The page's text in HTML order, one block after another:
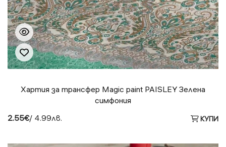
Хартия за трансфер Magic paint PAISLEY Зелена
симфония
2.55€/ 4.99лв. КУПИ